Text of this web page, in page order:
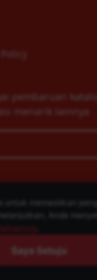
pembaruan
menarik lainnya
Saya Setuju